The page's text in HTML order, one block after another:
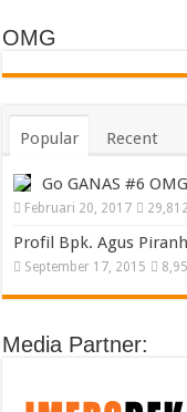
OMG
Popular Recent
Go GANAS #6
Februari 20, 2017 29,812
Profil Bpk. Agus
September 17, 2015
Media Partner: